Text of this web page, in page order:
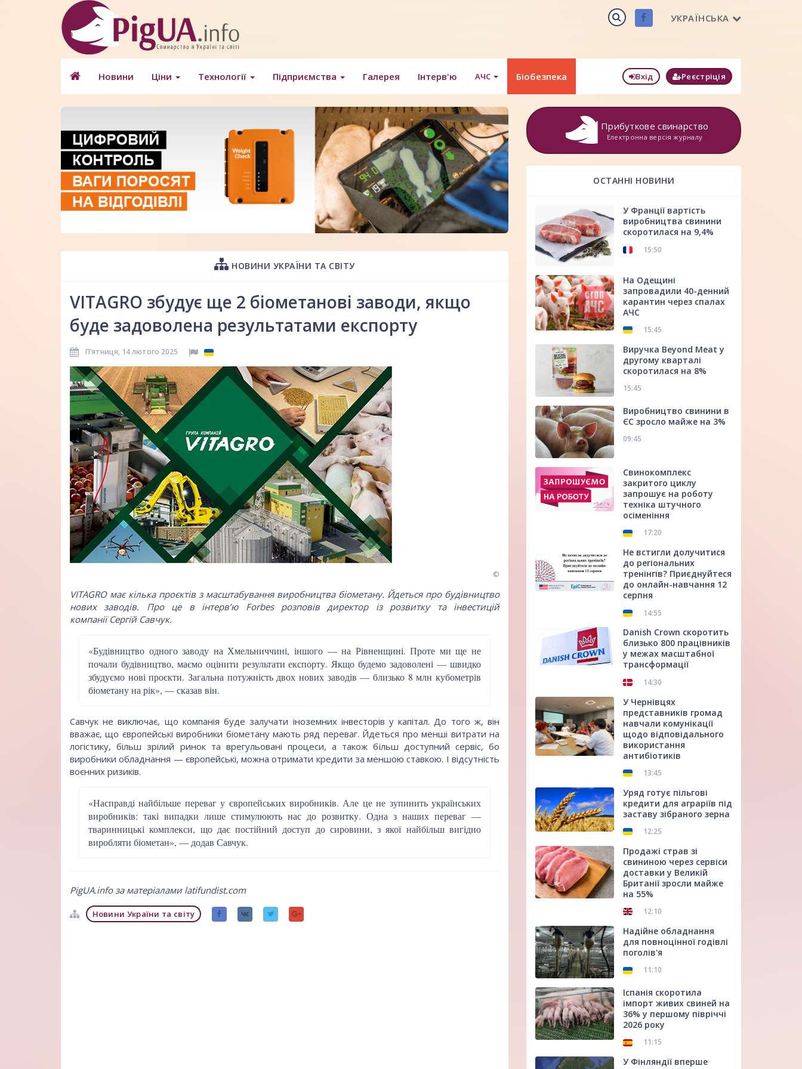
УКРАЇНСЬКА
Новини Ціни Технології Підприємства Галерея Інтерв'ю АЧС Біобезпека Вхід Реєстріція
НОВИНИ УКРАЇНИ ТА СВІТУ
VITAGRO збудує ще 2 біометанові заводи, якщо
буде задоволена результатами експорту
Пʼятниця, 14 лютого 2025
©
VITAGRO має кілька проєктів з масштабування виробництва біометану. Йдеться про будівництво
нових заводів. Про це в інтервʼю Forbes розповів директор із розвитку та інвестицій
компанії Сергій Савчук.
«Будівництво одного заводу на Хмельниччині, іншого — на Рівненщині. Проте ми ще не
почали будівництво, маємо оцінити результати експорту. Якщо будемо задоволені — швидко
збудуємо нові проєкти. Загальна потужність двох нових заводів — близько 8 млн кубометрів
біометану на рік», — сказав він.
Савчук не виключає, що компанія буде залучати іноземних інвесторів у капітал. До того ж, він
вважає, що європейські виробники біометану мають ряд переваг. Йдеться про менші витрати на
логістику, більш зрілий ринок та врегульовані процеси, а також більш доступний сервіс, бо
виробники обладнання — європейські, можна отримати кредити за меншою ставкою. І відсутність
воєнних ризиків.
«Насправді найбільше переваг у європейських виробників. Але це не зупинить українських
виробників: такі випадки лише стимулюють нас до розвитку. Одна з наших переваг —
тваринницькі комплекси, що дає постійний доступ до сировини, з якої найбільш вигідно
виробляти біометан», — додав Савчук.
PigUA.info за матеріалами latifundist.com
Новини України та світу
Прибуткове свинарство
Електронна версія журналу
ОСТАННІ НОВИНИ
У Франції вартість
виробництва свинини
скоротилася на 9,4%
15:50
На Одещині
запровадили 40-денний
карантин через спалах
АЧС
15:45
Виручка Beyond Meat у
другому кварталі
скоротилася на 8%
15:45
Виробництво свинини в
ЄС зросло майже на 3%
09:45
Свинокомплекс
закритого циклу
запрошує на роботу
техніка штучного
осіменіння
17:20
Не встигли долучитися
до регіональних
тренінгів? Приєднуйтеся
до онлайн-навчання 12
серпня
14:55
Danish Crown скоротить
близько 800 працівників
у межах масштабної
трансформації
14:30
У Чернівцях
представників громад
навчали комунікації
щодо відповідального
використання
антибіотиків
13:45
Уряд готує пільгові
кредити для аграріїв під
заставу зібраного зерна
12:25
Продажі страв зі
свининою через сервіси
доставки у Великій
Британії зросли майже
на 55%
12:10
Надійне обладнання
для повноцінної годівлі
поголів'я
11:10
Іспанія скоротила
імпорт живих свиней на
36% у першому півріччі
2026 року
11:15
У Фінляндії вперше